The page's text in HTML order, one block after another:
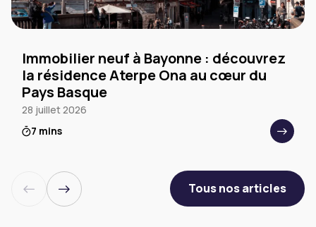
Tous nos articles
Immobilier neuf à Bayonne : découvrez
la résidence Aterpe Ona au cœur du
Pays Basque
28 juillet 2026
7 mins